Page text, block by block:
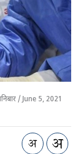
/ June 5, 2021